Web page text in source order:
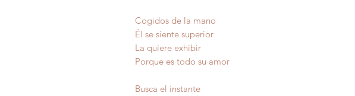
Cogidos de la mano
Él se siente superior
La quiere exhibir
Porque es todo su amor
Busca el instante